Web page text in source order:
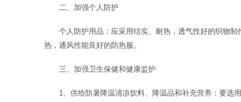
二、加强个人防护
个人防护用品：应采用结实、耐热，透气性好的织物
热，通风性能良好的防热服。
三、加强卫生保健和健康监护
1、供给防暑降温清凉饮料、降温品和补充营养：要选